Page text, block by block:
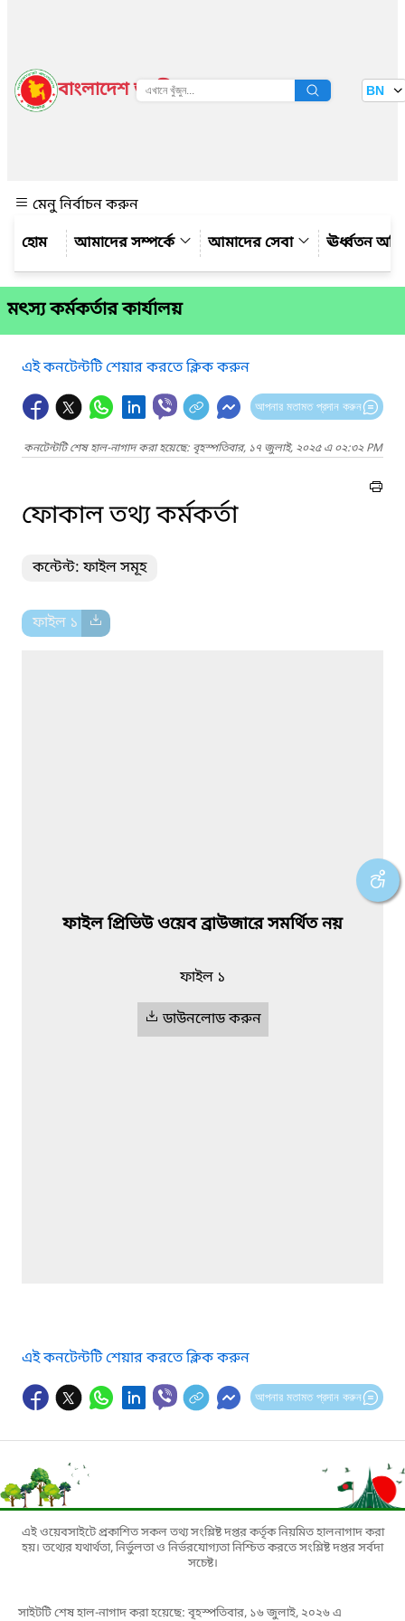
বাংলাদেশ জাতীয় তথ্য বাতায়ন BN
মেনু নির্বাচন করুন
আমাদের সম্পর্কে
আমাদের সেবা ঊর্ধ্বতন
মৎস্য কর্মকর্তার কার্যালয়
এই কনটেন্টটি শেয়ার করতে ক্লিক করুন
আপনার মতামত প্রদান করুন
কনটেন্টটি শেষ হাল-নাগাদ করা হয়েছে: বৃহস্পতিবার, ১৭ জুলাই, ২০২৫ এ ০২:৩২ PM
ফোকাল তথ্য কর্মকর্তা
কন্টেন্ট: ফাইল সমূহ
ফাইল ১
ফাইল প্রিভিউ ওয়েব ব্রাউজারে সমর্থিত নয়
ফাইল ১
ডাউনলোড করুন
এই কনটেন্টটি শেয়ার করতে ক্লিক করুন
আপনার মতামত প্রদান করুন
এই ওয়েবসাইটে প্রকাশিত সকল তথ্য সংশ্লিষ্ট দপ্তর কর্তৃক নিয়মিত হালনাগাদ করা
হয়। তথ্যের যথার্থতা, নির্ভুলতা ও নির্ভরযোগ্যতা নিশ্চিত করতে সংশ্লিষ্ট দপ্তর সর্বদা
সচেষ্ট।
সাইটটি শেষ হাল-নাগাদ করা হয়েছে: বৃহস্পতিবার, ১৬ জুলাই, ২০২৬ এ